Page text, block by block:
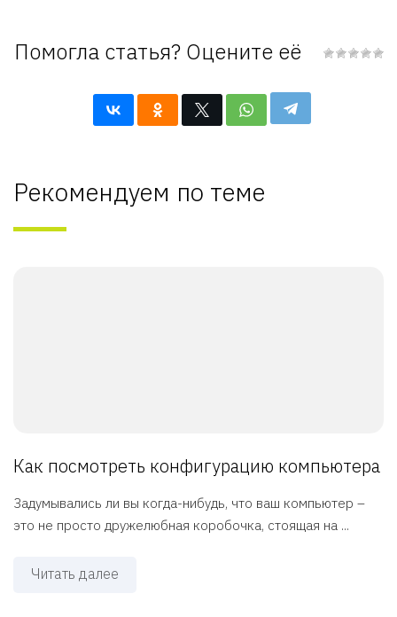
Помогла статья? Оцените её
Рекомендуем по теме
Как посмотреть конфигурацию компьютера
Задумывались ли вы когда-нибудь, что ваш компьютер –
это не просто дружелюбная коробочка, стоящая на ...
Читать далее